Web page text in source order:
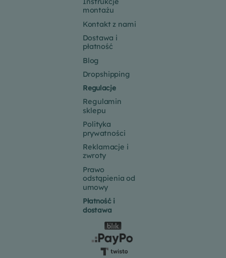
montażu
Kontakt z nami
Dostawa i
płatność
Blog
Dropshipping
Regulacje
Regulamin
sklepu
Polityka
prywatności
Reklamacje i
zwroty
Prawo
odstąpienia od
umowy
Płatność i
dostawa